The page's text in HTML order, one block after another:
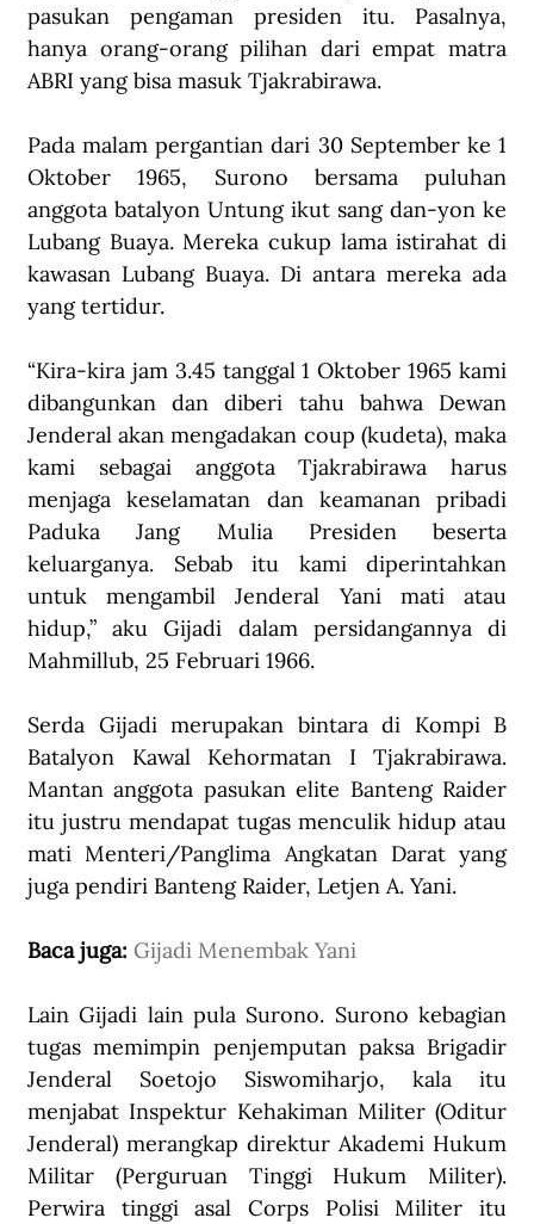
pasukan pengaman presiden itu. Pasalnya,
hanya orang-orang pilihan dari empat matra
ABRI yang bisa masuk Tjakrabirawa.
Pada malam pergantian dari 30 September ke 1
Oktober 1965, Surono bersama puluhan
anggota batalyon Untung ikut sang dan-yon ke
Lubang Buaya. Mereka cukup lama istirahat di
kawasan Lubang Buaya. Di antara mereka ada
yang tertidur.
“Kira-kira jam 3.45 tanggal 1 Oktober 1965 kami
dibangunkan dan diberi tahu bahwa Dewan
Jenderal akan mengadakan coup (kudeta), maka
kami sebagai anggota Tjakrabirawa harus
menjaga keselamatan dan keamanan pribadi
Paduka Jang Mulia Presiden beserta
keluarganya. Sebab itu kami diperintahkan
untuk mengambil Jenderal Yani mati atau
hidup,” aku Gijadi dalam persidangannya di
Mahmillub, 25 Februari 1966.
Serda Gijadi merupakan bintara di Kompi B
Batalyon Kawal Kehormatan I Tjakrabirawa.
Mantan anggota pasukan elite Banteng Raider
itu justru mendapat tugas menculik hidup atau
mati Menteri/Panglima Angkatan Darat yang
juga pendiri Banteng Raider, Letjen A. Yani.
Baca juga: Gijadi Menembak Yani
Lain Gijadi lain pula Surono. Surono kebagian
tugas memimpin penjemputan paksa Brigadir
Jenderal Soetojo Siswomiharjo, kala itu
menjabat Inspektur Kehakiman Militer (Oditur
Jenderal) merangkap direktur Akademi Hukum
Militar (Perguruan Tinggi Hukum Militer).
Perwira tinggi asal Corps Polisi Militer itu